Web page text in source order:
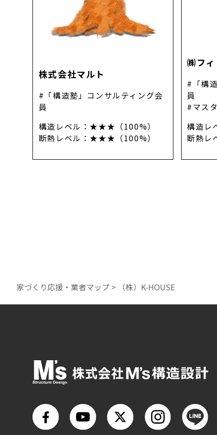
株式会社マルト
「構造塾」コンサルティング会
員
構造レベル ： ★★★（100%）
断熱レベル ： ★★★（100%）
㈱フ
「構
員
マス
構造レ
断熱レ
家づくり応援・業者マップ> （株）K-HOUSE